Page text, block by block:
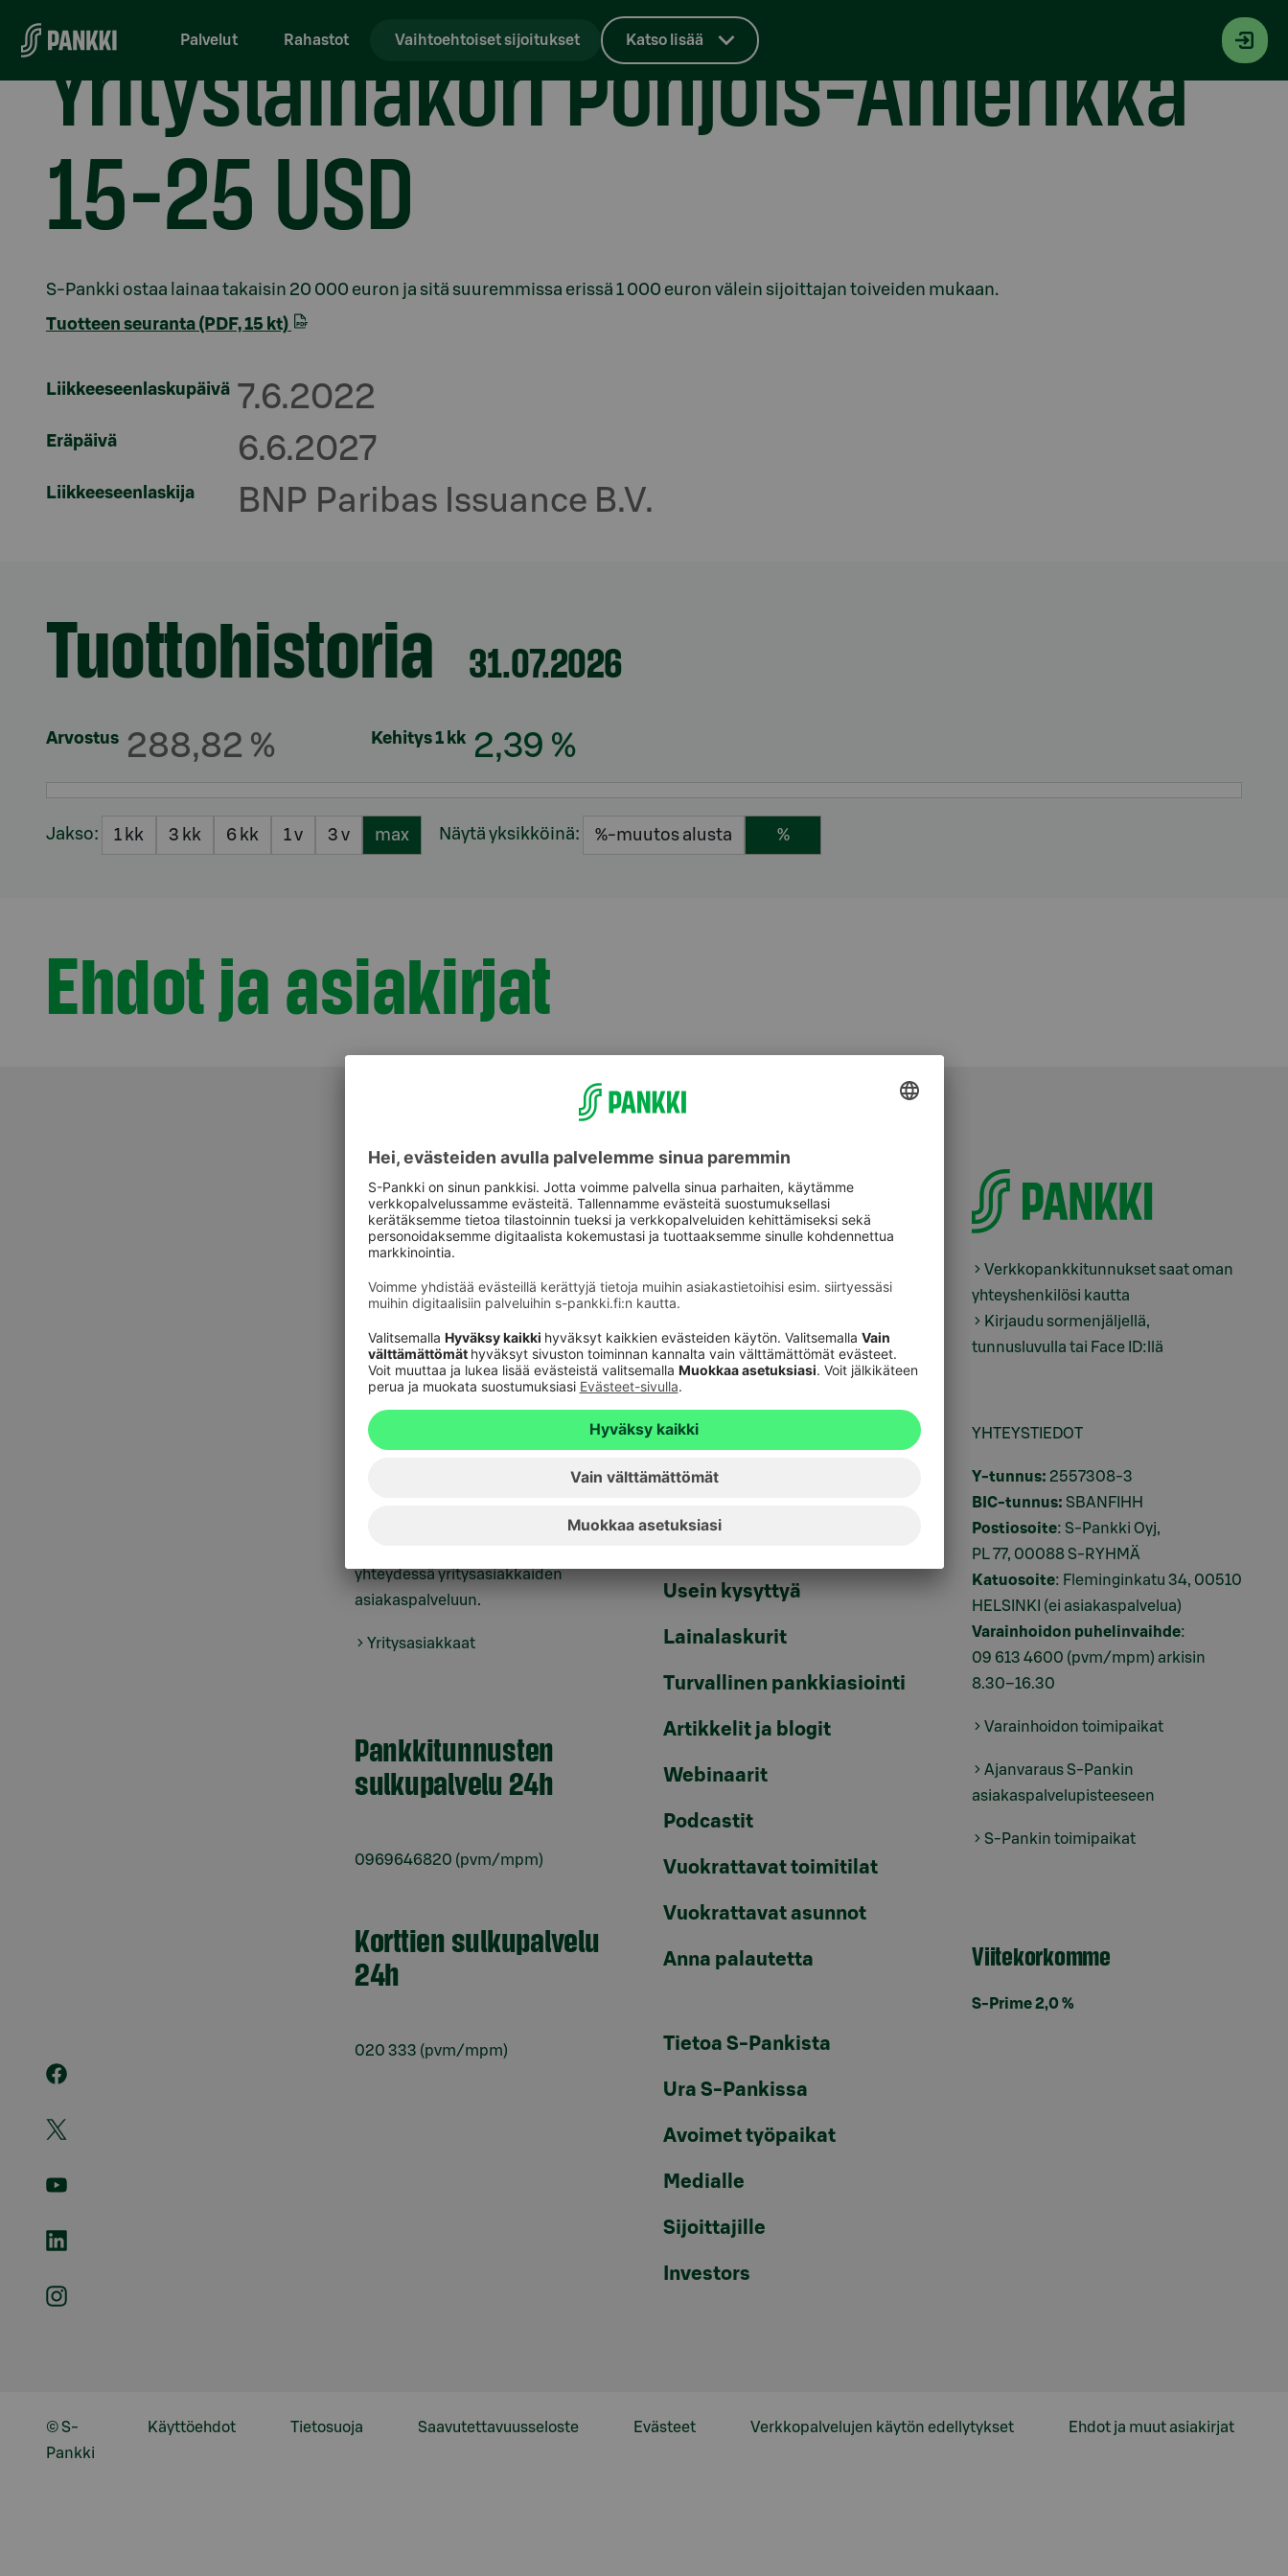
Palvelut Rahastot Vaihtoehtoiset sijoitukset Katso lisää
Yrityslainakori Pohjois-Amerikka
15-25 USD
Osio otsikolla
S-Pankki ostaa lainaa takaisin 20 000 euron ja sitä suuremmissa erissä 1 000 euron välein sijoittajan toiveiden mukaan.
Tuotteen seuranta (PDF, 15 kt)
Liikkeeseenlaskupäivä 7.6.2022
Eräpäivä 6.6.2027
Liikkeeseenlaskija BNP Paribas Issuance B.V.
Tuottohistoria 31.07.2026
Arvostus 288,82 % Kehitys 1 kk 2,39 %
Jakso: 1 kk 3 kk 6 kk 1 v 3 v max Näytä yksikköinä: %-muutos alusta %
Ehdot ja asiakirjat
Asiakaspalvelu
Asiakastuki
Private Banking -asiakkaana voit olla
suoraan yhteydessä
yksityispankkiiriisi.
yhteydessä yritysasiakkaiden
asiakaspalveluun.
Yritysasiakkaat
Pankkitunnusten
sulkupalvelu 24h
0969646820 (pvm/mpm)
Korttien sulkupalvelu
24h
020 333 (pvm/mpm)
Oikopolut
Rahastot
Vaihtoehtoiset sijoitukset
Päivitä asiakastietosi
Usein kysyttyä
Lainalaskurit
Turvallinen pankkiasiointi
Artikkelit ja blogit
Webinaarit
Podcastit
Vuokrattavat toimitilat
Vuokrattavat asunnot
Anna palautetta
Tietoa S-Pankista
Ura S-Pankissa
Avoimet työpaikat
Medialle
Sijoittajille
Investors
Verkkopankkitunnukset saat oman
yhteyshenkilösi kautta
Kirjaudu sormenjäljellä,
tunnusluvulla tai Face ID:llä
YHTEYSTIEDOT
Y-tunnus: 2557308-3
BIC-tunnus: SBANFIHH
Postiosoite: S-Pankki Oyj,
PL 77, 00088 S-RYHMÄ
Katuosoite: Fleminginkatu 34, 00510
HELSINKI (ei asiakaspalvelua)
Varainhoidon puhelinvaihde:
09 613 4600 (pvm/mpm) arkisin
8.30–16.30
Varainhoidon toimipaikat
Ajanvaraus S-Pankin
asiakaspalvelupisteeseen
S-Pankin toimipaikat
Viitekorkomme
S-Prime 2,0 %
Käyttöehdot Tietosuoja Saavutettavuusseloste Evästeet Verkkopalvelujen käytön edellytykset Ehdot ja muut asiakirjat
© S-
Pankki